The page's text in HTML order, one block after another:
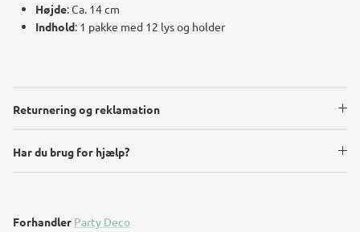
Højde: Ca. 14 cm
Indhold: 1 pakke med 12 lys og holder
Returnering og reklamation
Har du brug for hjælp?
Forhandler Party Deco